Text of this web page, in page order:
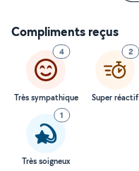
Compliments reçus
4
Très sympathique
2
Super réactif
1
Très soigneux